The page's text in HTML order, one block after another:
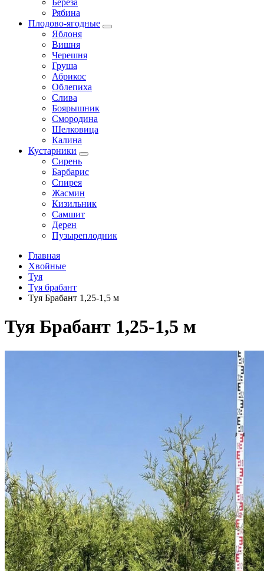
Береза
Рябина
Плодово-ягодные
Яблоня
Вишня
Черешня
Груша
Абрикос
Облепиха
Слива
Боярышник
Смородина
Шелковица
Калина
Кустарники
Сирень
Барбарис
Спирея
Жасмин
Кизильник
Самшит
Дерен
Пузыреплодник
Главная
Хвойные
Туя
Туя брабант
Туя Брабант 1,25-1,5 м
Туя Брабант 1,25-1,5 м